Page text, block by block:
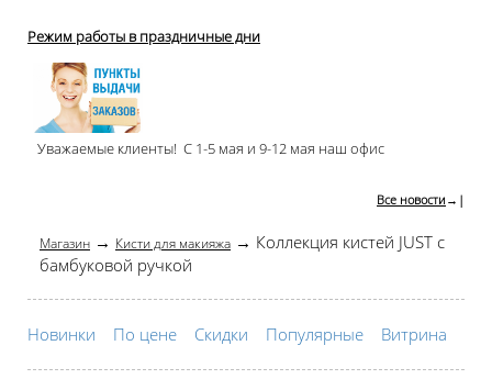
Режим работы в праздничные дни
Уважаемые клиенты! С 1-5 мая и 9-12 мая наш офис
Все новости →|
Магазин → Кисти для макияжа → Коллекция кистей JUST с
бамбуковой ручкой
Новинки По цене Скидки Популярные Витрина